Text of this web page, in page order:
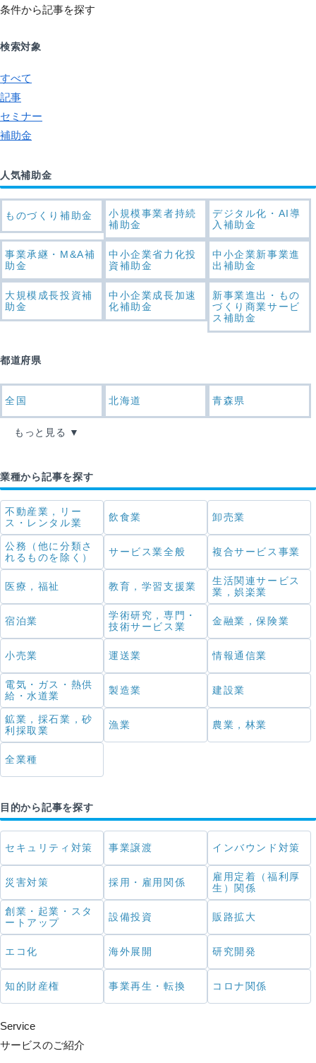
条件から記事を探す
検索対象
すべて
記事
セミナー
補助金
人気補助金
ものづくり補助金
小規模事業者持続
補助金
デジタル化・AI導
入補助金
事業承継・M&A補
助金
中小企業省力化投
資補助金
中小企業新事業進
出補助金
大規模成長投資補
助金
中小企業成長加速
化補助金
新事業進出・もの
づくり商業サービ
ス補助金
都道府県
全国 北海道 青森県
もっと見る
業種から記事を探す
不動産業，リー
ス・レンタル業
飲食業 卸売業
公務（他に分類さ
れるものを除く）
サービス業全般 複合サービス事業
医療，福祉 教育，学習支援業
生活関連サービス
業，娯楽業
宿泊業
学術研究，専門・
技術サービス業
金融業，保険業
小売業 運送業 情報通信業
電気・ガス・熱供
給・水道業
製造業 建設業
鉱業，採石業，砂
利採取業
漁業 農業，林業
全業種
目的から記事を探す
セキュリティ対策 事業譲渡 インバウンド対策
災害対策 採用・雇用関係
雇用定着（福利厚
生）関係
創業・起業・スタ
ートアップ
設備投資 販路拡大
エコ化 海外展開 研究開発
知的財産権 事業再生・転換 コロナ関係
Service
サービスのご紹介